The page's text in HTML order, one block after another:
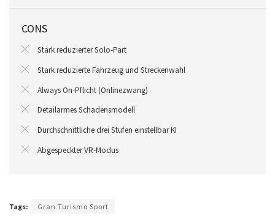
CONS
Stark reduzierter Solo-Part
Stark reduzierte Fahrzeug und Streckenwahl
Always On-Pflicht (Onlinezwang)
Detailarmes Schadensmodell
Durchschnittliche drei Stufen einstellbar KI
Abgespeckter VR-Modus
Tags: Gran Turismo Sport